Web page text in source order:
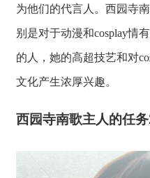
为他们的代言人。西园寺
别是对于动漫和cosplay情
的人，她的高超技艺和对
文化产生浓厚兴趣。
西园寺南歌主人的任务